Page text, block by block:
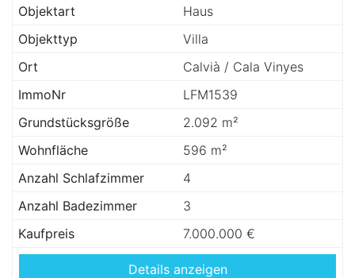
Objektart
Haus
Objekttyp
Villa
Ort
Calvià / Cala Vinyes
ImmoNr
LFM1539
Grundstücksgröße
2.092 m²
Wohnfläche
596 m²
Anzahl Schlafzimmer
4
Anzahl Badezimmer
3
Kaufpreis
7.000.000 €
Details anzeigen